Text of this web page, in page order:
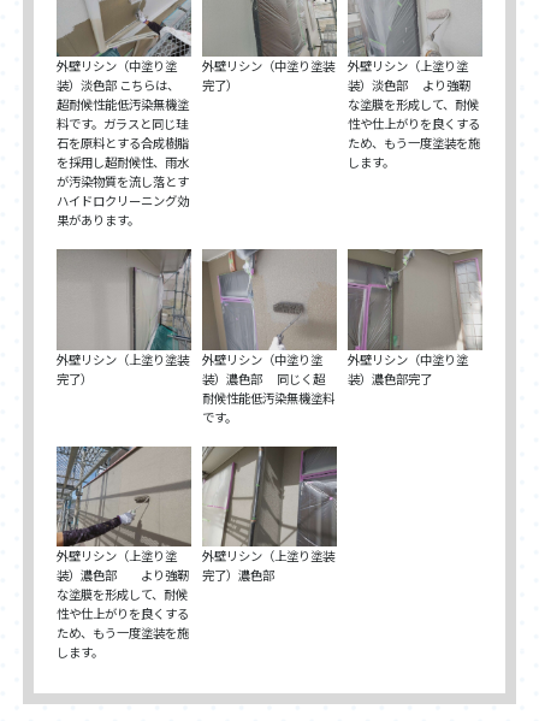
外壁リシン（中塗り塗
装）淡色部 こちらは、
超耐候性能低汚染無機塗
料です。ガラスと同じ珪
石を原料とする合成樹脂
を採用し超耐候性、雨水
が汚染物質を流し落とす
ハイドロクリーニング効
果があります。
外壁リシン（中塗り塗装
完了）
外壁リシン（上塗り塗
装）淡色部 より強靭
な塗膜を形成して、耐候
性や仕上がりを良くする
ため、もう一度塗装を施
します。
外壁リシン（上塗り塗装
完了）
外壁リシン（中塗り塗
装）濃色部 同じく超
耐候性能低汚染無機塗料
です。
外壁リシン（中塗り塗
装）濃色部完了
外壁リシン（上塗り塗
装）濃色部 より強靭
な塗膜を形成して、耐候
性や仕上がりを良くする
ため、もう一度塗装を施
します。
外壁リシン（上塗り塗装
完了）濃色部